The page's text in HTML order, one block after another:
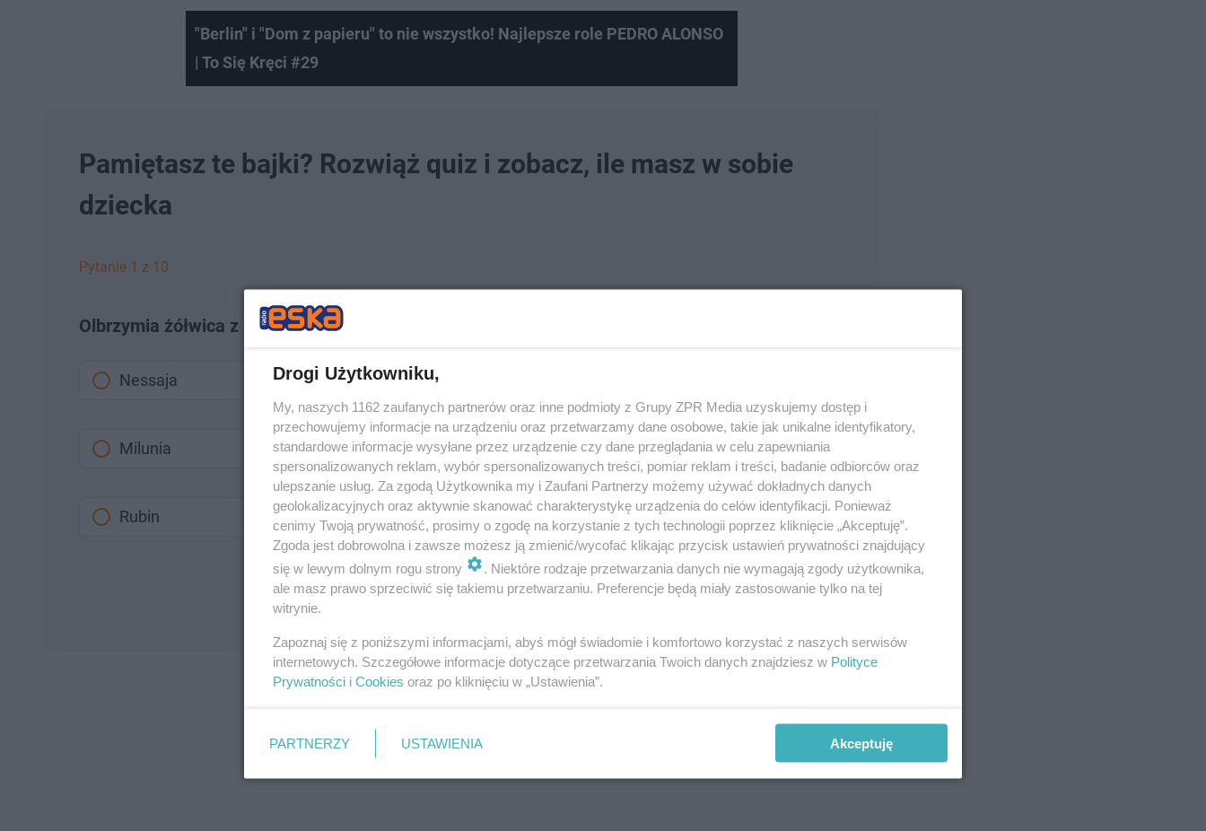
"Berlin" i "Dom z papieru" to nie wszystko! Najlepsze role PEDRO ALONSO
| To Się Kręci #29
Pamiętasz te bajki? Rozwiąż quiz i zobacz, ile masz w sobie
dziecka
Pytanie 1 z 10
Olbrzymia żółwica z bajki Tabaluga miała na imię:
Nessaja
Milunia
Rubin
Następne pytanie
Drogi Użytkowniku,
My, naszych 1162 zaufanych partnerów oraz inne podmioty z Grupy ZPR Media uzyskujemy dostęp i
przechowujemy informacje na urządzeniu oraz przetwarzamy dane osobowe, takie jak unikalne identyfikatory,
standardowe informacje wysyłane przez urządzenie czy dane przeglądania w celu zapewniania
spersonalizowanych reklam, wybór spersonalizowanych treści, pomiar reklam i treści, badanie odbiorców oraz
ulepszanie usług. Za zgodą Użytkownika my i Zaufani Partnerzy możemy używać dokładnych danych
geolokalizacyjnych oraz aktywnie skanować charakterystykę urządzenia do celów identyfikacji. Ponieważ
cenimy Twoją prywatność, prosimy o zgodę na korzystanie z tych technologii poprzez kliknięcie „Akceptuję”.
Zgoda jest dobrowolna i zawsze możesz ją zmienić/wycofać klikając przycisk ustawień prywatności znajdujący
się w lewym dolnym rogu strony
. Niektóre rodzaje przetwarzania danych nie wymagają zgody użytkownika,
ale masz prawo sprzeciwić się takiemu przetwarzaniu. Preferencje będą miały zastosowanie tylko na tej
witrynie.
Zapoznaj się z poniższymi informacjami, abyś mógł świadomie i komfortowo korzystać z naszych serwisów
internetowych. Szczegółowe informacje dotyczące przetwarzania Twoich danych znajdziesz w Polityce
Prywatności i Cookies oraz po kliknięciu w „Ustawienia”.
PARTNERZY USTAWIENIA Akceptuję